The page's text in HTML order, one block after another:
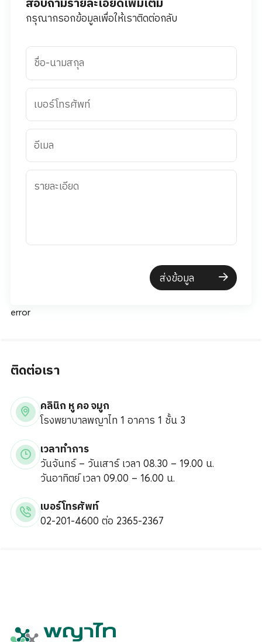
กรุณากรอกข้อมูลเพื่อให้เราติดต่อกลับ
ชื่อ-นามสกุล
เบอร์โทรศัพท์
อีเมล
รายละเอียด
ส่งข้อมูล
error
ติดต่อเรา
คลินิก หู คอ จมูก
โรงพยาบาลพญาไท 1 อาคาร 1 ชั้น 3
เวลาทำการ
วันจันทร์ – วันเสาร์ เวลา 08.30 – 19.00 น.
วันอาทิตย์ เวลา 09.00 – 16.00 น.
เบอร์โทรศัพท์
02-201-4600 ต่อ 2365-2367